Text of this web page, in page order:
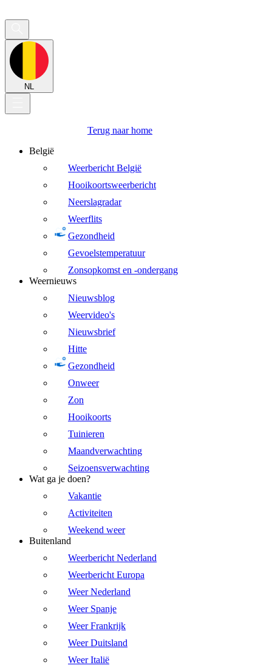
NL
Terug naar home
België
Weerbericht België
Hooikoortsweerbericht
Neerslagradar
Weerflits
Gezondheid
Gevoelstemperatuur
Zonsopkomst en -ondergang
Weernieuws
Nieuwsblog
Weervideo's
Nieuwsbrief
Hitte
Gezondheid
Onweer
Zon
Hooikoorts
Tuinieren
Maandverwachting
Seizoensverwachting
Wat ga je doen?
Vakantie
Activiteiten
Weekend weer
Buitenland
Weerbericht Nederland
Weerbericht Europa
Weer Nederland
Weer Spanje
Weer Frankrijk
Weer Duitsland
Weer Italië